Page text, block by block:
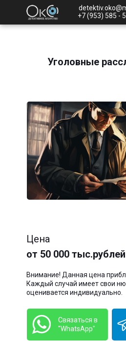
+7 (953) 585 -
Уголовные
Цена
от 50 000 тыс.рублей
Внимание! Данная цена
Каждый случай имеет свои
оценивается индивидуально.
Связаться в
"WhatsApp"